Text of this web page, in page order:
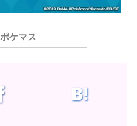
ポケマス